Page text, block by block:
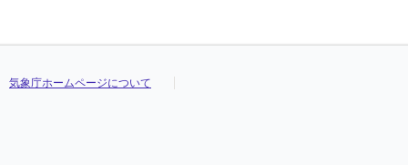
気象庁ホームページについて